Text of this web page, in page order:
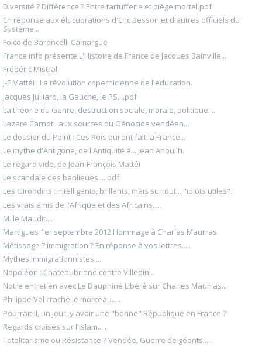
Diversité ? Différence ? Entre tartufferie et piège mortel.pdf
En réponse aux élucubrations d'Eric Besson et d'autres officiels du
Système...
Folco de Baroncelli Camargue
France info présente L'Histoire de France de Jacques Bainville...
Frédéric Mistral
J-F Mattéi : La révolution copernicienne de l'education.
Jacques Julliard, la Gauche, le PS....pdf
La théorie du Genre, destruction sociale, morale, politique....
Lazare Carnot : aux sources du Génocide vendéen...
Le dossier du Point : Ces Rois qui ont fait la France...
Le mythe d'Antigone, de l'Antiquité à... Jean Anouilh.
Le regard vide, de Jean-François Mattéi
Le scandale des banlieues.....pdf
Les Girondins : intelligents, brillants, mais surtout... "idiots utiles".
Les vrais amis de l'Afrique et des Africains.....
M. le Maudit....
Martigues 1er septembre 2012 Hommage à Charles Maurras
Métissage ? Immigration ? En réponse à vos lettres.....
Mythes immigrationnistes....
Napoléon : Chateaubriand contre Villepin...
Notre entretien avec Le Dauphiné Libéré sur Charles Maurras...
Philippe Val crache le morceau.....
Pourrait-il, un jour, y avoir une "bonne" République en France ?
Regards croisés sur l'Islam.....
Totalitarisme ou Résistance ? Vendée, Guerre de géants.....